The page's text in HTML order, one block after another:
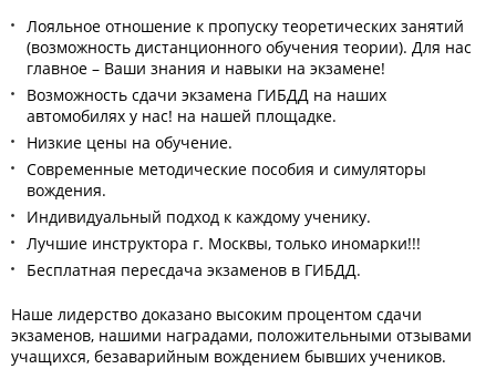
Лояльное отношение к пропуску теоретических занятий
(возможность дистанционного обучения теории). Для нас
главное – Ваши знания и навыки на экзамене!
Возможность сдачи экзамена ГИБДД на наших
автомобилях у нас! на нашей площадке.
Низкие цены на обучение.
Современные методические пособия и симуляторы
вождения.
Индивидуальный подход к каждому ученику.
Лучшие инструктора г. Москвы, только иномарки!!!
Бесплатная пересдача экзаменов в ГИБДД.
Наше лидерство доказано высоким процентом сдачи
экзаменов, нашими наградами, положительными отзывами
учащихся, безаварийным вождением бывших учеников.